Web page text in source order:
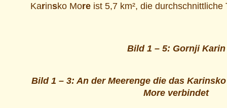
Karinsko More ist 5,7 km², die
Bild 1 – 5: Gornji Karin
Bild 1 – 3:An der Meerenge die das
More verbindet